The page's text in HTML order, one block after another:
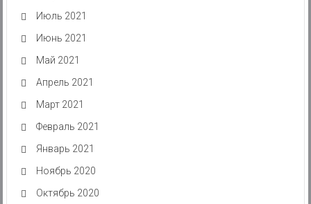
Июль 2021
Июнь 2021
Май 2021
Апрель 2021
Март 2021
Февраль 2021
Январь 2021
Ноябрь 2020
Октябрь 2020